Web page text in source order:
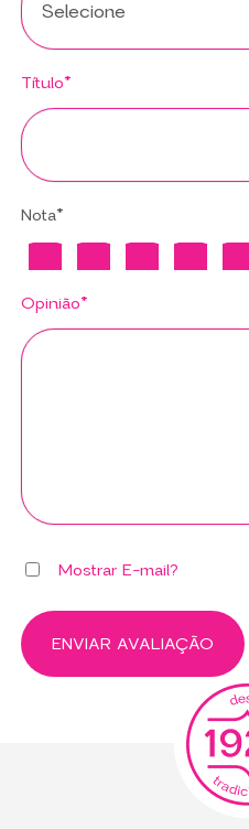
Título*
Nota*
Opinião*
Mostrar E-mail?
ENVIAR AVALIAÇÃO